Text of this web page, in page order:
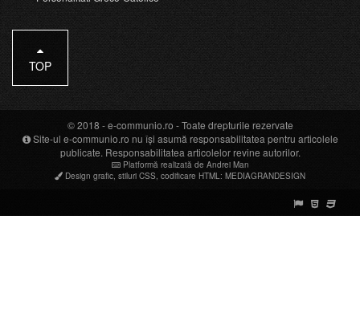
TOP
© 2018 -e-communio.ro - Toate drepturile rezervate
Site-ul e-communio.ro nu își asumă responsabilitatea pentru articolele
publicate. Responsabilitatea articolelor revine autorilor.
Platformă realizată de Andrei Man
Design grafic stiluri CSS codificare HTML : MEDIAGRANDESIGN